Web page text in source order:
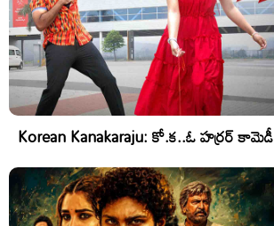
Korean Kanakaraju: కో.క..ఓ హర్రర్ కామెడీ